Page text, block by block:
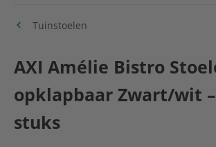
Tuinstoelen
AXI Amélie Bistro
opklapbaar Zwart/wit
stuks